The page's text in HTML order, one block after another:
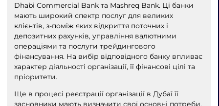
Dhabi Commercial Bank та Mashreq Bank. Ці банки
мають широкий спектр послуг для великих
клієнтів, з-поміж яких відкриття поточних і
депозитних рахунків, управління валютними
операціями та послуги трейдингового
фінансування. На вибір відповідного банку впливає
характер діяльності організації, її фінансові цілі та
пріоритети.
Ще в процесі реєстрації організації в Дубаї її
засновники мають визначити свої основні потреби.